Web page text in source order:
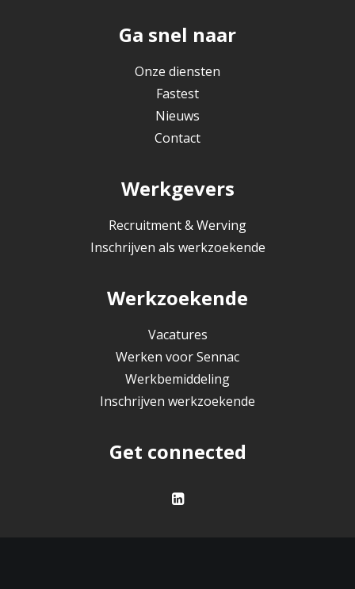
Ga snel naar
Onze diensten
Fastest
Nieuws
Contact
Werkgevers
Recruitment & Werving
Inschrijven als werkzoekende
Werkzoekende
Vacatures
Werken voor Sennac
Werkbemiddeling
Inschrijven werkzoekende
Get connected